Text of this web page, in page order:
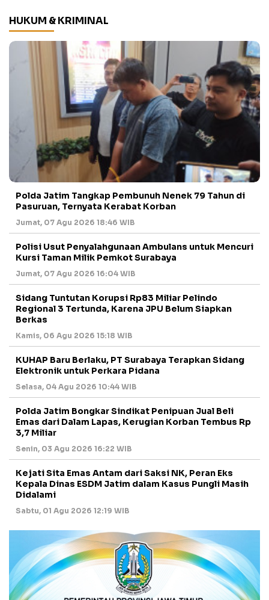
HUKUM & KRIMINAL
Polda Jatim Tangkap Pembunuh Nenek 79 Tahun di
Pasuruan, Ternyata Kerabat Korban
Jumat, 07 Agu 2026 18:46 WIB
Polisi Usut Penyalahgunaan Ambulans untuk Mencuri
Kursi Taman Milik Pemkot Surabaya
Jumat, 07 Agu 2026 16:04 WIB
Sidang Tuntutan Korupsi Rp83 Miliar Pelindo
Regional 3 Tertunda, Karena JPU Belum Siapkan
Berkas
Kamis, 06 Agu 2026 15:18 WIB
KUHAP Baru Berlaku, PT Surabaya Terapkan Sidang
Elektronik untuk Perkara Pidana
Selasa, 04 Agu 2026 10:44 WIB
Polda Jatim Bongkar Sindikat Penipuan Jual Beli
Emas dari Dalam Lapas, Kerugian Korban Tembus Rp
3,7 Miliar
Senin, 03 Agu 2026 16:22 WIB
Kejati Sita Emas Antam dari Saksi NK, Peran Eks
Kepala Dinas ESDM Jatim dalam Kasus Pungli Masih
Didalami
Sabtu, 01 Agu 2026 12:19 WIB